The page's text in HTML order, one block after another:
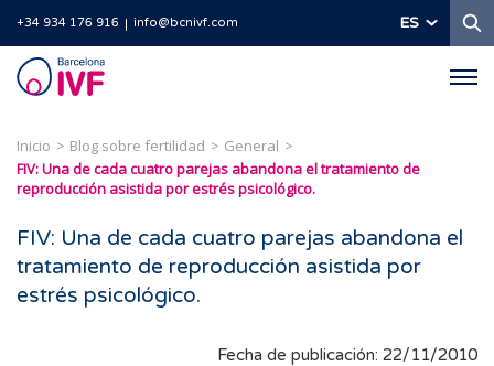
+34 934 176 916 info@bcnivf.com ES
Barcelona
IVF
Inicio Blog sobre fertilidad
General
FIV: Una de cada cuatro parejas abandona el tratamiento de
reproducción asistida por estrés psicológico.
FIV: Una de cada cuatro parejas abandona el
tratamiento de reproducción asistida por
estrés psicológico.
Fecha de publicación: 22/11/2010